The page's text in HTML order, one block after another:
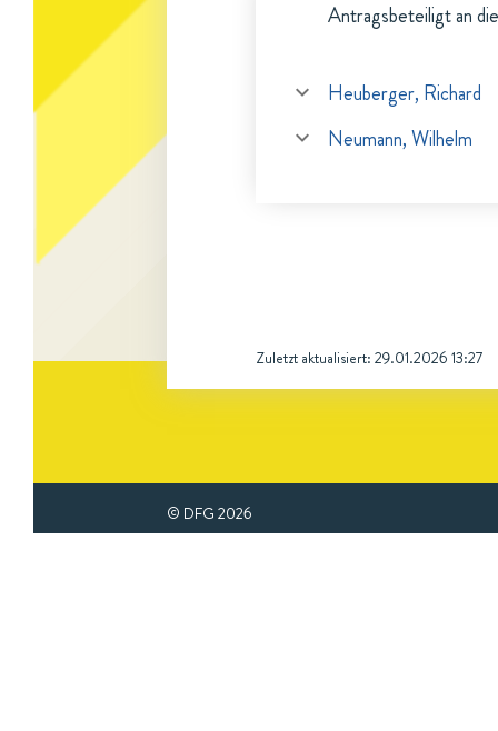
Antragsbeteiligt an
Heuberger, Richard
Neumann, Wilhelm
Zuletzt aktualisiert: 29.01.2026 13:27
© DFG 2026